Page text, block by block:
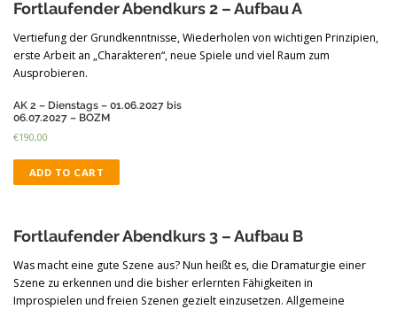
Fortlaufender Abendkurs 2 – Aufbau A
Vertiefung der Grundkenntnisse, Wiederholen von wichtigen Prinzipien,
erste Arbeit an „Charakteren“, neue Spiele und viel Raum zum
Ausprobieren.
AK 2 – Dienstags – 01.06.2027 bis
06.07.2027 – BOZM
€190,00
ADD TO CART
Fortlaufender Abendkurs 3 – Aufbau B
Was macht eine gute Szene aus? Nun heißt es, die Dramaturgie einer
Szene zu erkennen und die bisher erlernten Fähigkeiten in
Improspielen und freien Szenen gezielt einzusetzen. Allgemeine